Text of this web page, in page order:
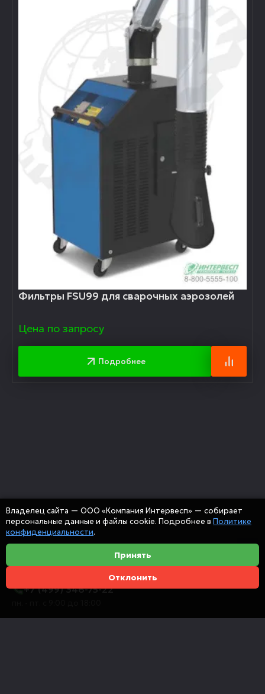
Фильтры FSU99 для сварочных аэрозолей
Цена по запросу
Подробнее
+7 (499) 346-75-22
Владелец сайта — ООО «Компания Интервесп» — собирает
персональные данные и файлы cookie. Подробнее в Политике
конфиденциальности.
Принять
Отклонить